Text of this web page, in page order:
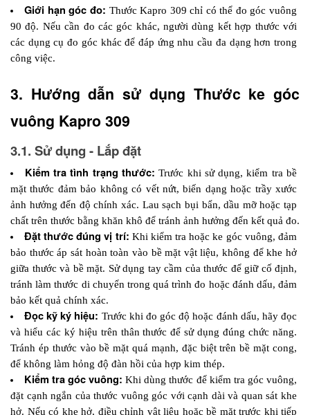
Giới hạn góc đo: Thước Kapro 309 chỉ có thể đo góc vuông
90 độ. Nếu cần đo các góc khác, người dùng kết hợp thước với
các dụng cụ đo góc khác để đáp ứng nhu cầu đa dạng hơn trong
công việc.
3. Hướng dẫn sử dụng Thước ke góc
vuông Kapro 309
3.1. Sử dụng - Lắp đặt
Kiểm tra tình trạng thước: Trước khi sử dụng, kiểm tra bề
mặt thước đảm bảo không có vết nứt, biến dạng hoặc trầy xước
ảnh hưởng đến độ chính xác. Lau sạch bụi bẩn, dầu mỡ hoặc tạp
chất trên thước bằng khăn khô để tránh ảnh hưởng đến kết quả đo.
Đặt thước đúng vị trí: Khi kiểm tra hoặc ke góc vuông, đảm
bảo thước áp sát hoàn toàn vào bề mặt vật liệu, không để khe hở
giữa thước và bề mặt. Sử dụng tay cầm của thước để giữ cố định,
tránh làm thước di chuyển trong quá trình đo hoặc đánh dấu, đảm
bảo kết quả chính xác.
Đọc kỹ ký hiệu: Trước khi đo góc độ hoặc đánh dấu, hãy đọc
và hiểu các ký hiệu trên thân thước để sử dụng đúng chức năng.
Tránh ép thước vào bề mặt quá mạnh, đặc biệt trên bề mặt cong,
để không làm hỏng độ đàn hồi của hợp kim thép.
Kiểm tra góc vuông: Khi dùng thước để kiểm tra góc vuông,
đặt cạnh ngắn của thước vuông góc với cạnh dài và quan sát khe
hở. Nếu có khe hở, điều chỉnh vật liệu hoặc bề mặt trước khi tiếp